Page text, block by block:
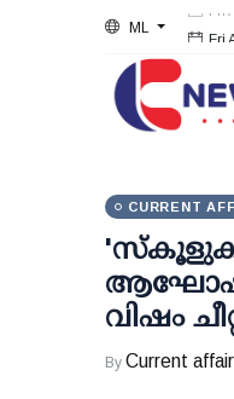
ML
CURRENT
വിഷം
By Current